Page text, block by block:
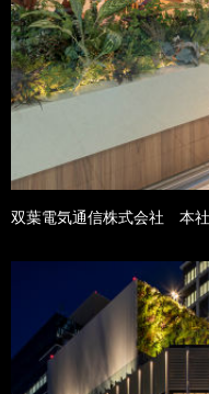
双葉電気通信株式会社 本